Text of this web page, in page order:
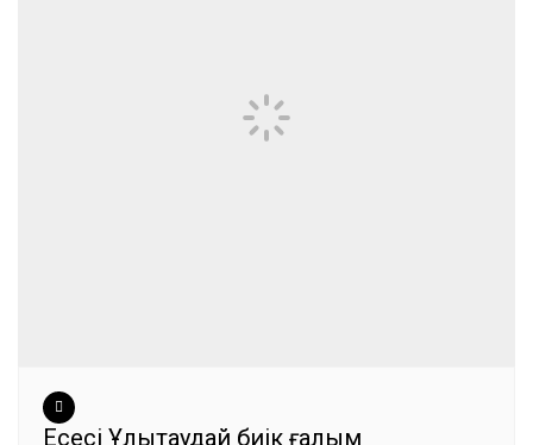
Еңсесі Ұлытаудай биік ғалым